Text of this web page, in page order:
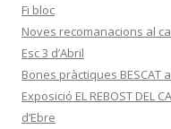
Fi bloc
Noves recomanacions al
Esc 3 d’Abril
Bones pràctiques
Exposició EL REBOST DEL
d’Ebre